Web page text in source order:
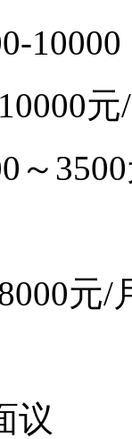
元
～
元/
议